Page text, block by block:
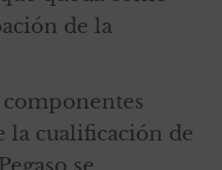
de la
la cualificación de